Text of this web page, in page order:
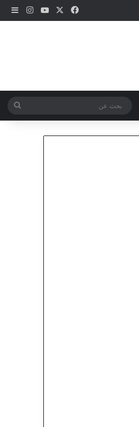
فيسبوك ‫YouTube
عن